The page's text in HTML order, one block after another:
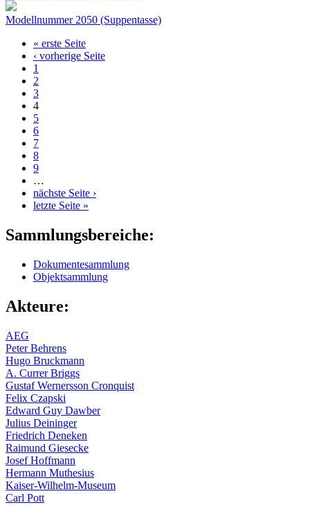
Modellnummer 2050 (Suppentasse)
Seiten« erste Seite
‹ vorherige Seite
1
2
3
4
5
6
7
8
9
…
nächste Seite ›
letzte Seite »
Sammlungsbereiche:
Dokumentesammlung
Objektsammlung
Akteure:
AEG
Peter Behrens
Hugo Bruckmann
A. Currer Briggs
Gustaf Wernersson Cronquist
Felix Czapski
Edward Guy Dawber
Julius Deininger
Friedrich Deneken
Raimund Giesecke
Josef Hoffmann
Hermann Muthesius
Kaiser-Wilhelm-Museum
Carl Pott